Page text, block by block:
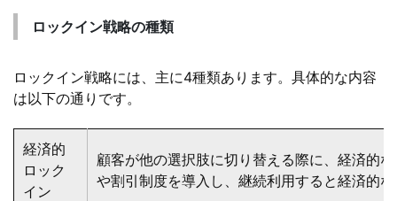
ロックイン戦略の種類
ロックイン戦略には、主に4種類あります。具体的な内容
は以下の通りです。
経済的
ロック
イン
顧客が他の選択肢に切り替える際に、経済的
や割引制度を導入し、継続利用すると経済的